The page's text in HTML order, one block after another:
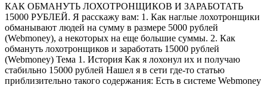
КАК ОБМАНУТЬ ЛОХОТРОНЩИКОВ И ЗАРАБОТАТЬ
15000 РУБЛЕЙ. Я расскажу вам: 1. Как наглые лохотронщики
обманывают людей на сумму в размере 5000 рублей
(Webmoney), а некоторых на еще большие суммы. 2. Как
обмануть лохотронщиков и заработать 15000 рублей
(Webmoney) Тема 1. История Как я лохонул их и получаю
стабильно 15000 рублей Нашел я в сети где-то статью
приблизительно такого содержания: Есть в системе Webmoney